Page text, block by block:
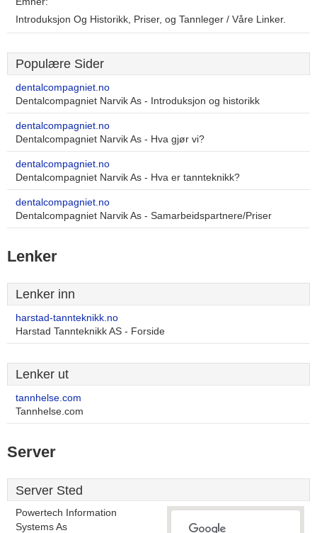
Introduksjon Og Historikk, Priser, og Tannleger / Våre Linker.
Populære Sider
dentalcompagniet.no
Dentalcompagniet Narvik As - Introduksjon og historikk
dentalcompagniet.no
Dentalcompagniet Narvik As - Hva gjør vi?
dentalcompagniet.no
Dentalcompagniet Narvik As - Hva er tannteknikk?
dentalcompagniet.no
Dentalcompagniet Narvik As - Samarbeidspartnere/Priser
Lenker
Lenker inn
harstad-tannteknikk.no
Harstad Tannteknikk AS - Forside
Lenker ut
tannhelse.com
Tannhelse.com
Server
Server Sted
Powertech Information
Systems As